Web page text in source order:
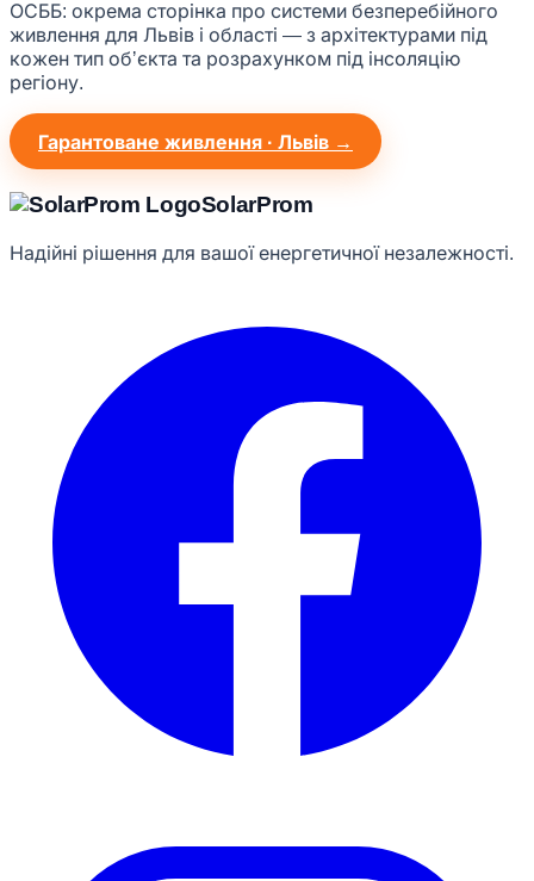
ОСББ: окрема сторінка про системи безперебійного
живлення для Львів і області — з архітектурами під
кожен тип обʼєкта та розрахунком під інсоляцію
регіону.
Гарантоване живлення · Львів →
SolarProm
Надійні рішення для вашої енергетичної незалежності.